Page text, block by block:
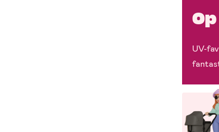
UV-